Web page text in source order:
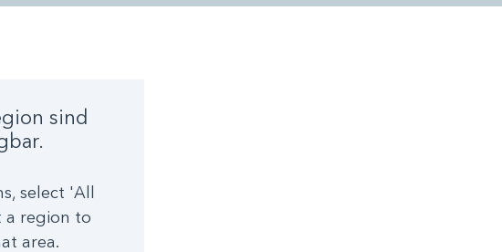
sind
select 'All
a region to
area.